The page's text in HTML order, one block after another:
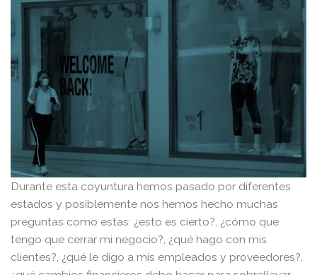
Durante esta coyuntura hemos pasado por diferentes
estados y posiblemente nos hemos hecho muchas
preguntas como estas: ¿esto es cierto?, ¿cómo que
tengo que cerrar mi negocio?, ¿qué hago con mis
clientes?, ¿qué le digo a mis empleados y proveedores?,